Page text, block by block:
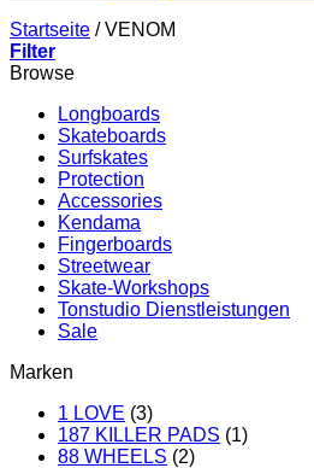
Startseite /VENOM
Filter
Browse
Longboards
Skateboards
Surfskates
Protection
Accessories
Kendama
Fingerboards
Streetwear
Skate-Workshops
Tonstudio Dienstleistungen
Sale
Marken
1 LOVE (3)
187 KILLER PADS (1)
88 WHEELS (2)